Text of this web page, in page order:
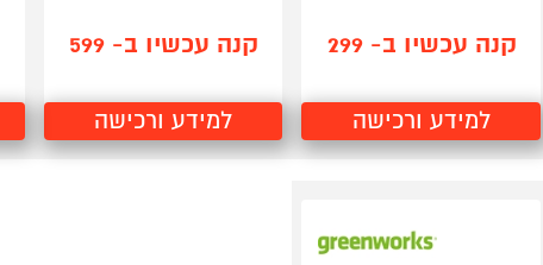
קנה עכשיו ב- 299
למידע ורכישה
קנה עכשיו ב- 599
למידע ורכישה